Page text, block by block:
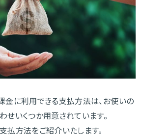
金に利用できる支払方法は、お使いの
せいくつか用意されています。
払方法をご紹介いたします。